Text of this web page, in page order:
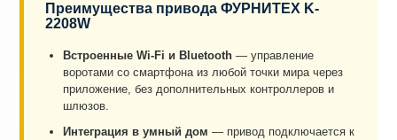
Преимущества привода ФУРНИТЕХ K-
2208W
Встроенные Wi-Fi и Bluetooth — управление
воротами со смартфона из любой точки мира через
приложение, без дополнительных контроллеров и
шлюзов.
Интеграция в умный дом — привод подключается к